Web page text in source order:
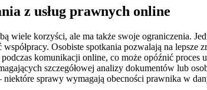
z usług prawnych online
wiele korzyści, ale ma także swoje ograniczenia.
Osobiste spotkania pozwalają na
komunikacji online, co może opóźnić
szczegółowej analizy dokumentów lub
sprawy wymagają obecności prawnika w